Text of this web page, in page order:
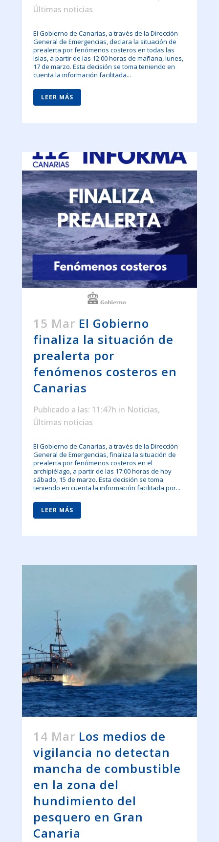
Últimas noticias
El Gobierno de Canarias, a través de la Dirección
General de Emergencias, declara la situación de
prealerta por fenómenos costeros en todas las
islas, a partir de las 12:00 horas de mañana, lunes,
17 de marzo. Esta decisión se toma teniendo en
cuenta la información facilitada...
LEER MÁS
15 Mar El Gobierno
finaliza la situación de
prealerta por
fenómenos costeros en
Canarias
Publicado a las: 11:47h in Noticias,
Últimas noticias
El Gobierno de Canarias, a través de la Dirección
General de Emergencias, finaliza la situación de
prealerta por fenómenos costeros en el
archipiélago, a partir de las 17:00 horas de hoy
sábado, 15 de marzo. Esta decisión se toma
teniendo en cuenta la información facilitada por...
LEER MÁS
14 Mar Los medios de
vigilancia no detectan
mancha de combustible
en la zona del
hundimiento del
pesquero en Gran
Canaria